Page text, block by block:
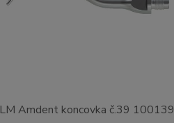
LM Amdent koncovka č.39 100139